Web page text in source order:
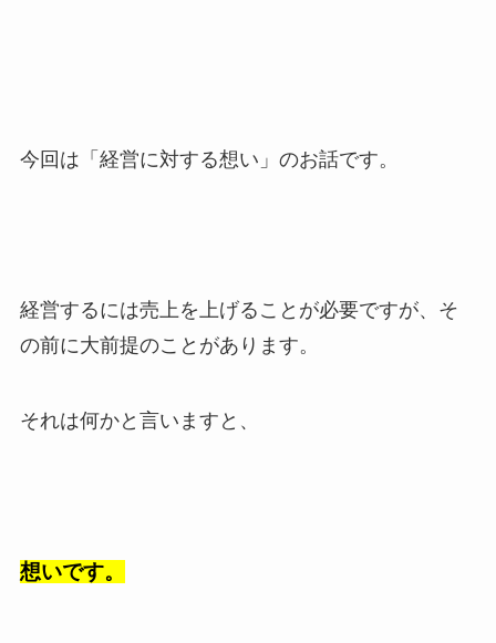
今回は「経営に対する想い」のお話です。
経営するには売上を上げることが必要ですが、そ
の前に大前提のことがあります。
それは何かと言いますと、
想いです。